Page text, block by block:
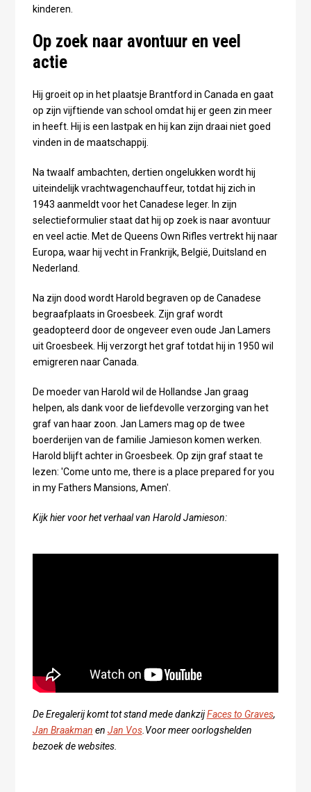
kinderen.
Op zoek naar avontuur en veel
actie
Hij groeit op in het plaatsje Brantford in Canada en gaat
op zijn vijftiende van school omdat hij er geen zin meer
in heeft. Hij is een lastpak en hij kan zijn draai niet goed
vinden in de maatschappij.
Na twaalf ambachten, dertien ongelukken wordt hij
uiteindelijk vrachtwagenchauffeur, totdat hij zich in
1943 aanmeldt voor het Canadese leger. In zijn
selectieformulier staat dat hij op zoek is naar avontuur
en veel actie. Met de Queens Own Rifles vertrekt hij naar
Europa, waar hij vecht in Frankrijk, België, Duitsland en
Nederland.
Na zijn dood wordt Harold begraven op de Canadese
begraafplaats in Groesbeek. Zijn graf wordt
geadopteerd door de ongeveer even oude Jan Lamers
uit Groesbeek. Hij verzorgt het graf totdat hij in 1950 wil
emigreren naar Canada.
De moeder van Harold wil de Hollandse Jan graag
helpen, als dank voor de liefdevolle verzorging van het
graf van haar zoon. Jan Lamers mag op de twee
boerderijen van de familie Jamieson komen werken.
Harold blijft achter in Groesbeek. Op zijn graf staat te
lezen: 'Come unto me, there is a place prepared for you
in my Fathers Mansions, Amen'.
Kijk hier voor het verhaal van Harold Jamieson:
De Eregalerij komt tot stand mede dankzijFaces to Graves,
Jan Braakman en Jan Vos.Voor meer oorlogshelden
bezoek de websites.